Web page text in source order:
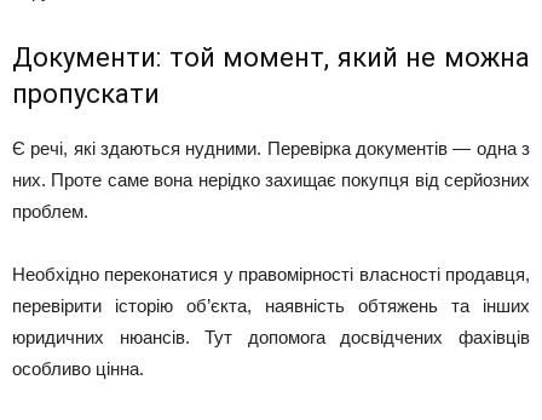
Документи: той момент, який не можна
пропускати
Є речі, які здаються нудними. Перевірка документів — одна з
них. Проте саме вона нерідко захищає покупця від серйозних
проблем.
Необхідно переконатися у правомірності власності продавця,
перевірити історію об’єкта, наявність обтяжень та інших
юридичних нюансів. Тут допомога досвідчених фахівців
особливо цінна.